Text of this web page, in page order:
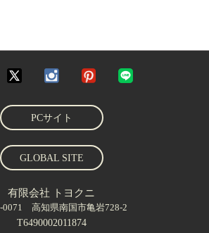
PCサイト
GLOBAL SITE
有限会社 トヨクニ
0071 高知県南国市亀岩728-2
T6490002011874